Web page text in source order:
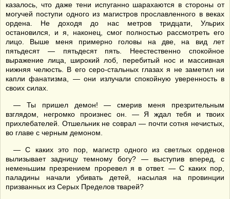
казалось, что даже тени испуганно шарахаются в стороны от
могучей поступи одного из магистров прославленного в веках
ордена. Не доходя до нас метров тридцати, Ульрих
остановился, и я, наконец, смог полностью рассмотреть его
лицо. Выше меня примерно головы на две, на вид лет
пятьдесят — пятьдесят пять. Неестественно спокойное
выражение лица, широкий лоб, перебитый нос и массивная
нижняя челюсть. В его серо-стальных глазах я не заметил ни
капли фанатизма, — они излучали спокойную уверенность в
своих силах.
— Ты пришел демон! — смерив меня презрительным
взглядом, негромко произнес он. — Я ждал тебя и твоих
прихлебателей. Отшельник не соврал — почти сотня нечистых,
во главе с черным демоном.
— С каких это пор, магистр одного из светлых орденов
вылизывает задницу темному богу? — выступив вперед, с
неменьшим презрением проревел я в ответ. — С каких пор,
паладины начали убивать детей, насылая на провинции
призванных из Серых Пределов тварей?